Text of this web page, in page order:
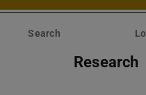
Search
Research